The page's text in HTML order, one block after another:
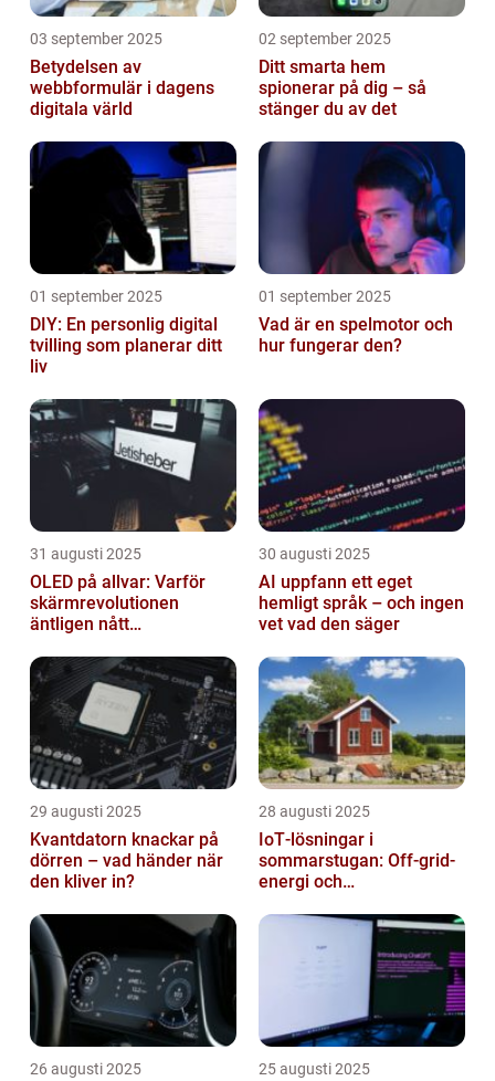
03 september 2025
Betydelsen av
webbformulär i dagens
digitala värld
02 september 2025
Ditt smarta hem
spionerar på dig – så
stänger du av det
01 september 2025
DIY: En personlig digital
tvilling som planerar ditt
liv
01 september 2025
Vad är en spelmotor och
hur fungerar den?
31 augusti 2025
OLED på allvar: Varför
skärmrevolutionen
äntligen nått
30 augusti 2025
AI uppfann ett eget
hemligt språk – och ingen
vet vad den säger
29 augusti 2025
Kvantdatorn knackar på
dörren – vad händer när
den kliver in?
28 augusti 2025
IoT‑lösningar i
sommarstugan: Off‑grid-
energi och
26 augusti 2025 25 augusti 2025